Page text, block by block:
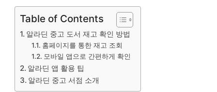
Table of Contents
알라딘 중고 도서 재고 확인 방법
홈페이지를 통한 재고 조회
모바일 앱으로 간편하게 확인
알라딘 앱 활용 팁
알라딘 중고 서점 소개